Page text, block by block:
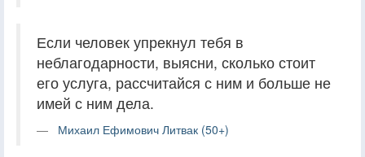
Если человек упрекнул тебя в
неблагодарности, выясни, сколько стоит
его услуга, рассчитайся с ним и больше не
имей с ним дела.
Михаил Ефимович Литвак (50+)